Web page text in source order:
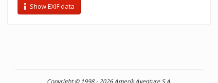
Show EXIF data
Copyright © 1998 - 2026 Amerik Aventure S.A.